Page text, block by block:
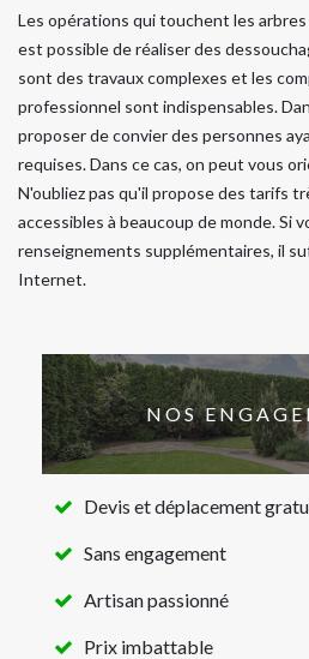
Les opérations qui touchent les
est possible de réaliser des
sont des travaux complexes et les
professionnel sont indispensables.
proposer de convier des personnes
requises. Dans ce cas, on peut vous
N'oubliez pas qu'il propose des tarifs
accessibles à beaucoup de monde. Si
renseignements supplémentaires, il
Internet.
NOS
Devis et déplacement
Sans engagement
Artisan passionné
Prix imbattable